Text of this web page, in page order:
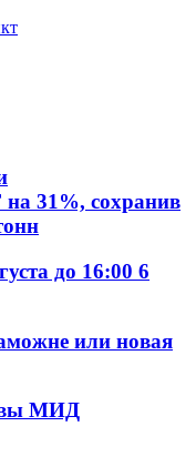
31%, сохранив
до 16:00 6
или новая
МИД